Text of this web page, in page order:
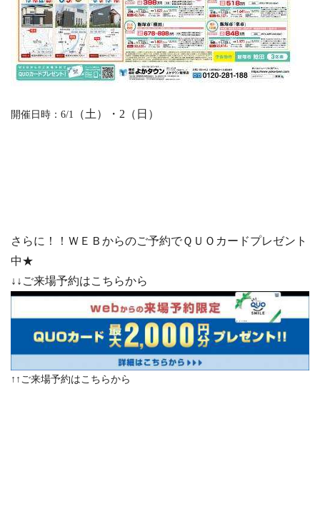
開催日時：6/1 （土）・2（日）
さらに！！ＷＥＢからのご予約でＱＵＯカードプレゼント
中★
↓↓ご来場予約はこちらから
↑↑ご来場予約はこちらから